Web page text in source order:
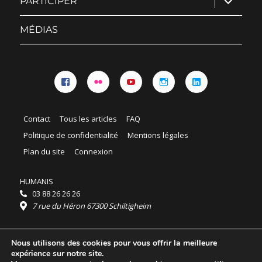
le
sous-
MÉDIAS
Contact Tous les articles
FAQ
Politique de confidentialité
Mentions légales
Plan du site
Connexion
HUMANIS
03 88 26 26 26
7 rue du Héron 67300 Schiltigheim
Horaires :
HUMANIS : du lundi au vendredi 9h - 18h
Ordidocaz : du lundi au vendredi 8h - 19h
Nous utilisons des cookies pour vous offrir la meilleure
expérience sur notre site.